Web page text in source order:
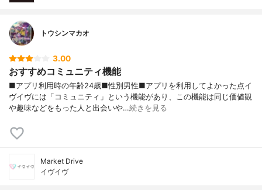
トウシンマカオ
3.00
おすすめコミュニティ機能
■アプリ利用時の年齢24歳■性別男性■アプリを利用してよかった点イ
ヴイヴには「コミュニティ」という機能があり、この機能は同じ価値観
や趣味などをもった人と出会いや…続きを見る
Market Drive
イヴイヴ